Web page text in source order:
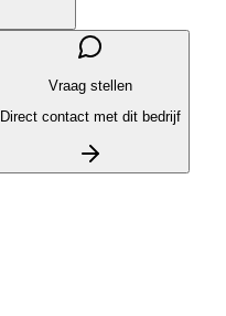
Vraag stellen
Direct contact met dit bedrijf